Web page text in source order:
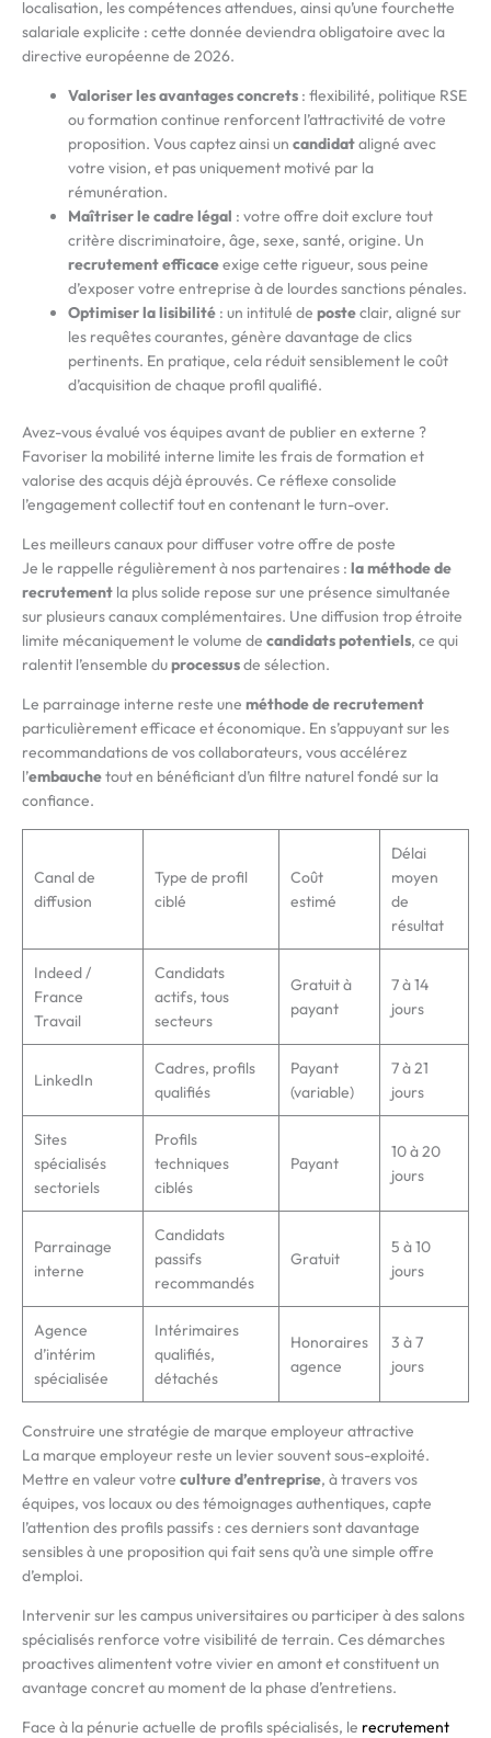
localisation, les compétences attendues, ainsi qu’une fourchette
salariale explicite : cette donnée deviendra obligatoire avec la
directive européenne de 2026.
Valoriser les avantages concrets : flexibilité, politique RSE
ou formation continue renforcent l’attractivité de votre
proposition. Vous captez ainsi un candidataligné avec
votre vision, et pas uniquement motivé par la
rémunération.
Maîtriser le cadre légal : votre offre doit exclure tout
critère discriminatoire, âge, sexe, santé, origine. Un
recrutement efficaceexige cette rigueur, sous peine
d’exposer votre entreprise à de lourdes sanctions pénales.
Optimiser la lisibilité : un intitulé de posteclair, aligné sur
les requêtes courantes, génère davantage de clics
pertinents. En pratique, cela réduit sensiblement le coût
d’acquisition de chaque profil qualifié.
Avez-vous évalué vos équipes avant de publier en externe ?
Favoriser la mobilité interne limite les frais de formation et
valorise des acquis déjà éprouvés. Ce réflexe consolide
l’engagement collectif tout en contenant le turn-over.
Les meilleurs canaux pour diffuser votre offre de poste
Je le rappelle régulièrement à nos partenaires : la méthode de
recrutement la plus solide repose sur une présence simultanée
sur plusieurs canaux complémentaires. Une diffusion trop étroite
limite mécaniquement le volume de candidats potentiels, ce qui
ralentit l’ensemble duprocessusde sélection.
Le parrainage interne reste une méthode de recrutement
particulièrement efficace et économique. En s’appuyant sur les
recommandations de vos collaborateurs, vous accélérez
l’embauchetout en bénéficiant d’un filtre naturel fondé sur la
confiance.
Canal de
diffusion
Type de profil
ciblé
Coût
estimé
Délai
moyen
de
résultat
Indeed /
France
Travail
Candidats
actifs, tous
secteurs
Gratuit à
payant
7 à 14
jours
LinkedIn
Cadres, profils
qualifiés
Payant
(variable)
7 à 21
jours
Sites
spécialisés
sectoriels
Profils
techniques
ciblés
Payant
10 à 20
jours
Parrainage
interne
Candidats
passifs
recommandés
Gratuit
5 à 10
jours
Agence
d’intérim
spécialisée
Intérimaires
qualifiés,
détachés
Honoraires
agence
3 à 7
jours
Construire une stratégie de marque employeur attractive
La marque employeur reste un levier souvent sous-exploité.
Mettre en valeur votre culture d’entreprise, à travers vos
équipes, vos locaux ou des témoignages authentiques, capte
l’attention des profils passifs : ces derniers sont davantage
sensibles à une proposition qui fait sens qu’à une simple offre
d’emploi.
Intervenir sur les campus universitaires ou participer à des salons
spécialisés renforce votre visibilité de terrain. Ces démarches
proactives alimentent votre vivier en amont et constituent un
avantage concret au moment de la phase d’entretiens.
Face à la pénurie actuelle de profils spécialisés, le recrutement